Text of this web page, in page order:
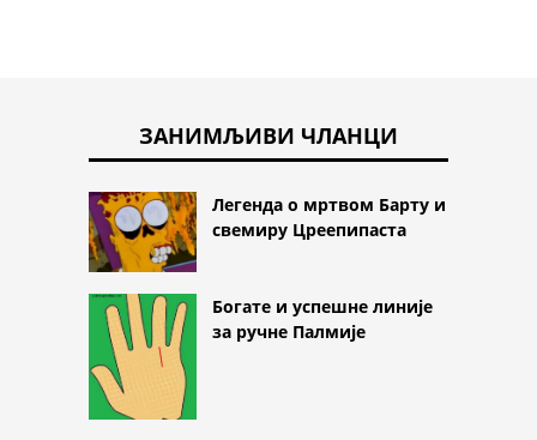
ЗАНИМЉИВИ ЧЛАНЦИ
Легенда о мртвом Барту и
свемиру Цреепипаста
Богате и успешне линије
за ручне Палмије